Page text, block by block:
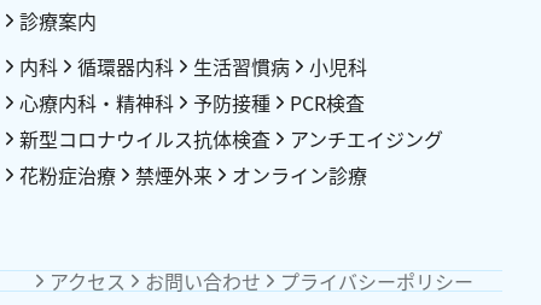
診療案内
内科
循環器内科 生活習慣病
小児科
心療内科・精神科
予防接種
PCR検査
新型コロナウイルス抗体検査
アンチエイジング
花粉症治療
禁煙外来 オンライン診療
アクセス お問い合わせ プライバシーポリシー